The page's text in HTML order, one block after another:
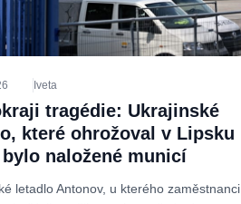
Iveta
tragédie: Ukrajinské
které ohrožoval v Lipsku
naložené municí
letadlo Antonov, u kterého zaměstnanci